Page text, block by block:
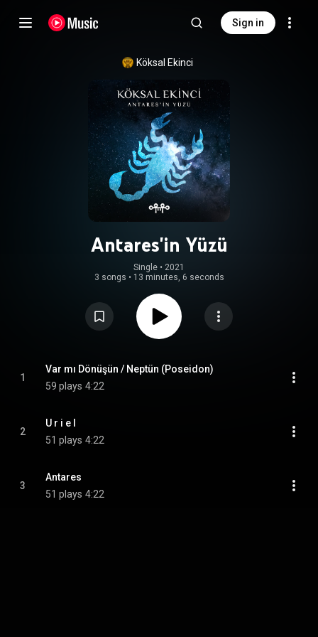
Sign in
Köksal Ekinci
Antares'in Yüzü
Single • 2021
3 songs • 13 minutes, 6 seconds
1
Var mı Dönüşün / Neptün (Poseidon)
59 plays 4:22
2
U r i e l
51 plays 4:22
3
Antares
51 plays 4:22